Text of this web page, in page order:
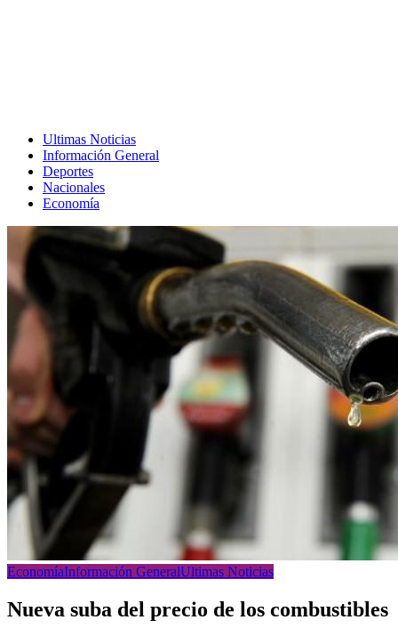
Ultimas Noticias
Información General
Deportes
Nacionales
Economía
EconomíaInformación GeneralUltimas Noticias
Nueva suba del precio de los combustibles